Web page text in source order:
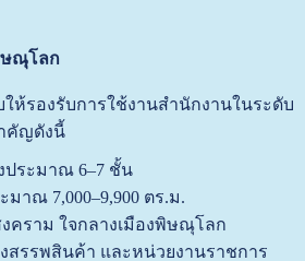
ษณุโลก
ห้รองรับการใช้งานสำนักงานในระดับ
คัญดังนี้
ประมาณ 6–7 ชั้น
าณ 7,000–9,900 ตร.ม.
คราม ใจกลางเมืองพิษณุโลก
สรรพสินค้า และหน่วยงานราชการ